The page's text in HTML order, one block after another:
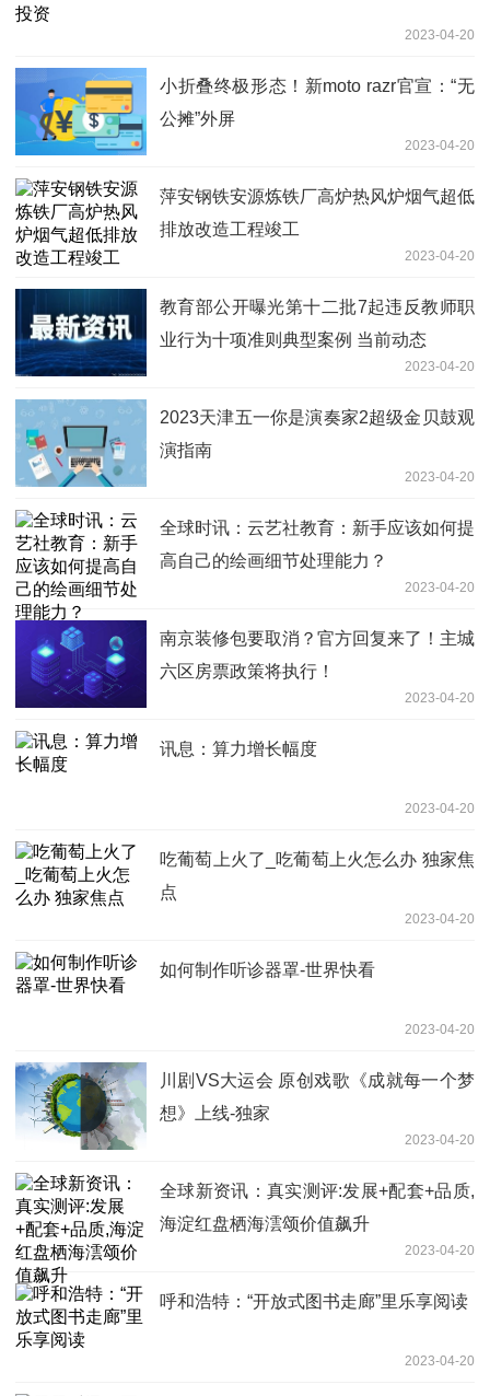
2023-04-20
小折叠终极形态！新moto razr官宣：“无
公摊”外屏
2023-04-20
萍安钢铁安源炼铁厂高炉热风炉烟气超低
排放改造工程竣工
2023-04-20
教育部公开曝光第十二批7起违反教师职
业行为十项准则典型案例 当前动态
2023-04-20
2023天津五一你是演奏家2超级金贝鼓观
演指南
2023-04-20
全球时讯：云艺社教育：新手应该如何提
高自己的绘画细节处理能力？
2023-04-20
南京装修包要取消？官方回复来了！主城
六区房票政策将执行！
2023-04-20
讯息：算力增长幅度
2023-04-20
吃葡萄上火了_吃葡萄上火怎么办 独家焦
点
2023-04-20
如何制作听诊器罩-世界快看
2023-04-20
川剧VS大运会 原创戏歌《成就每一个梦
想》上线-独家
2023-04-20
全球新资讯：真实测评:发展+配套+品质,
海淀红盘栖海澐颂价值飙升
2023-04-20
呼和浩特：“开放式图书走廊”里乐享阅读
2023-04-20